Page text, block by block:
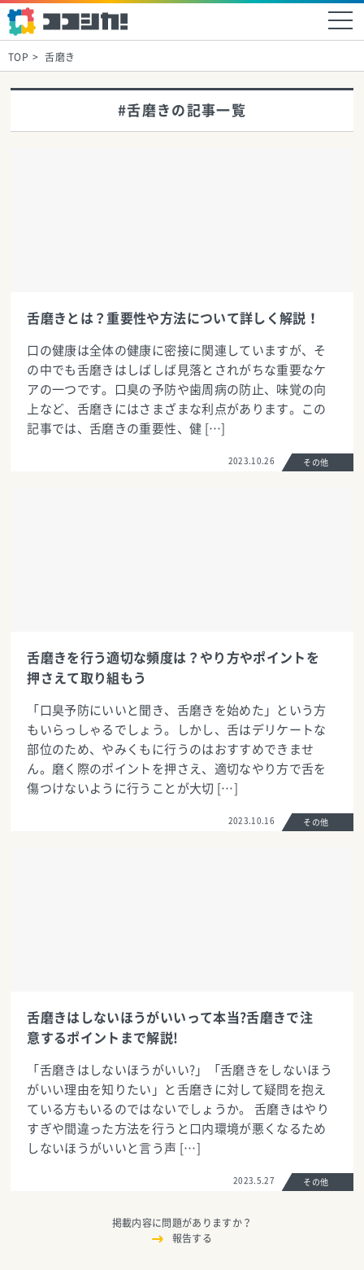
TOP 舌磨き
#舌磨きの記事一覧
舌磨きとは？重要性や方法について詳しく解説！
口の健康は全体の健康に密接に関連していますが、そ
の中でも舌磨きはしばしば見落とされがちな重要なケ
アの一つです。口臭の予防や歯周病の防止、味覚の向
上など、舌磨きにはさまざまな利点があります。この
記事では、舌磨きの重要性、健 […]
2023.10.26 その他
舌磨きを行う適切な頻度は？やり方やポイントを
押さえて取り組もう
「口臭予防にいいと聞き、舌磨きを始めた」という方
もいらっしゃるでしょう。しかし、舌はデリケートな
部位のため、やみくもに行うのはおすすめできませ
ん。磨く際のポイントを押さえ、適切なやり方で舌を
傷つけないように行うことが大切 […]
2023.10.16 その他
舌磨きはしないほうがいいって本当?舌磨きで注
意するポイントまで解説!
「舌磨きはしないほうがいい?」「舌磨きをしないほう
がいい理由を知りたい」と舌磨きに対して疑問を抱え
ている方もいるのではないでしょうか。 舌磨きはやり
すぎや間違った方法を行うと口内環境が悪くなるため
しないほうがいいと言う声 […]
2023.5.27 その他
掲載内容に問題がありますか？
報告する